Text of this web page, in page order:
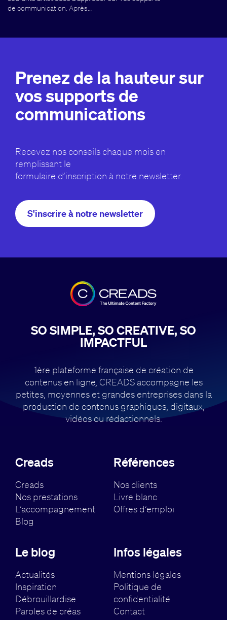
de communication. Après…
Prenez de la hauteur sur
vos supports de
communications
Recevez nos conseils chaque mois en
remplissant le
formulaire d’inscription à notre newsletter.
S'inscrire à notre newsletter
SO SIMPLE, SO CREATIVE, SO
IMPACTFUL
1ère plateforme française de création de
contenus en ligne, CREADS accompagne les
petites, moyennes et grandes entreprises dans la
production de contenus graphiques, digitaux,
vidéos ou rédactionnels.
Creads
Creads
Nos prestations
L’accompagnement
Blog
Références
Nos clients
Livre blanc
Offres d’emploi
Le blog
Actualités
Inspiration
Débrouillardise
Paroles de créas
Infos légales
Mentions légales
Politique de
confidentialité
Contact